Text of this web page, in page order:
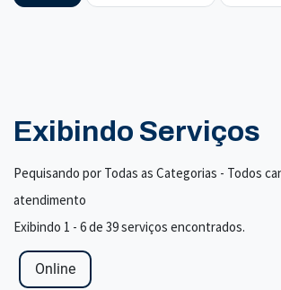
Exibindo Serviços
Pequisando por Todas as Categorias - Todos
atendimento
Exibindo 1 - 6 de 39 serviços encontrados.
Online